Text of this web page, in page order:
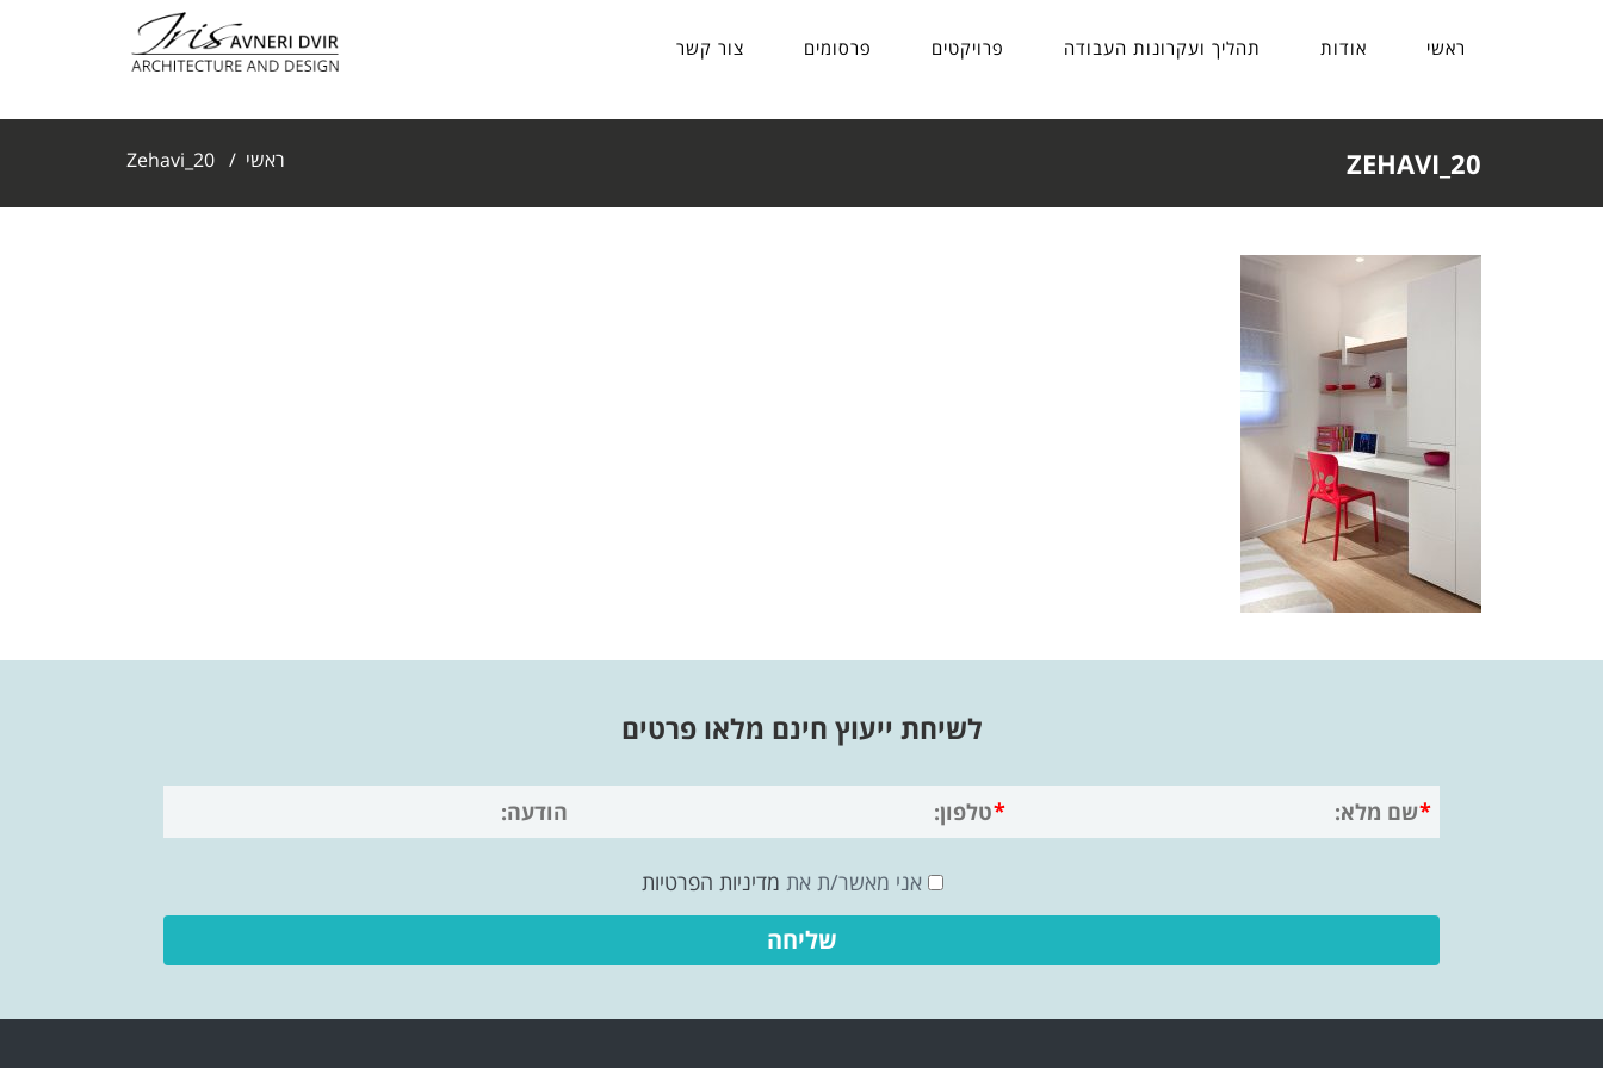
ראשי אודות תהליך ועקרונות העבודה פרויקטים פרסומים צור קשר
ZEHAVI_20 ראשי /
Zehavi_20
לשיחת ייעוץ חינם מלאו פרטים
אני מאשר/ת את מדיניות הפרטיות